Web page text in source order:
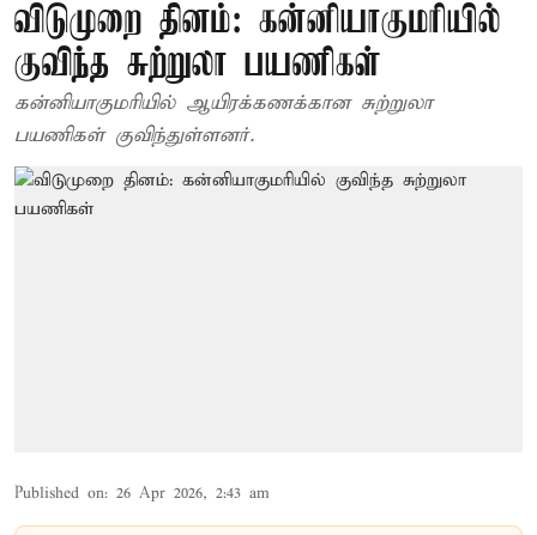
விடுமுறை தினம்: கன்னியாகுமரியில்
குவிந்த சுற்றுலா பயணிகள்
கன்னியாகுமரியில் ஆயிரக்கணக்கான சுற்றுலா
பயணிகள் குவிந்துள்ளனர்.
Published on: 26 Apr 2026, 2:43 am